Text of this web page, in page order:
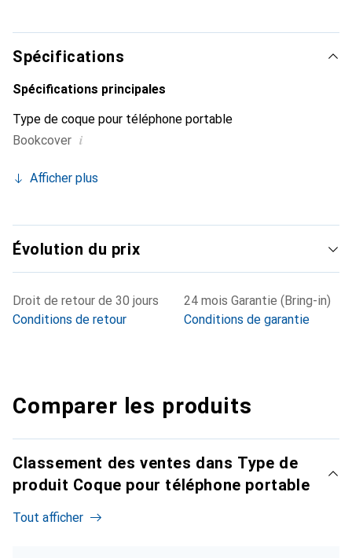
qualité, la marque Noreve est un choix fiable pour une
clientèle exigeante.
Spécifications
Spécifications principales
Type de coque pour téléphone portable
Bookcover i
Afficher plus
Évolution du prix
Droit de retour de 30 jours
Conditions de retour
24 mois Garantie (Bring-in)
Conditions de garantie
Comparer les produits
Classement des ventes dans Type de
produit Coque pour téléphone portable
Tout afficher